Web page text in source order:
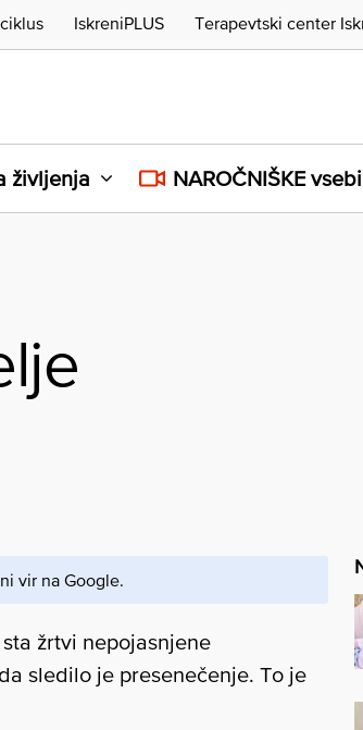
življenja NAROČNIŠKE
IskreniPLUS Terapevtski center
vir na Google.
žrtvi nepojasnjene
sledilo je presenečenje. To je